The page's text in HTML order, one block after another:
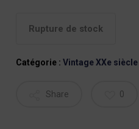
Rupture de stock
Catégorie : Vintage XXe siècle
Share 0